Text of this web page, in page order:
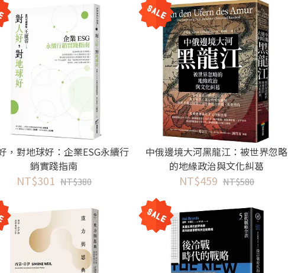
，對地球好：企業ESG永續行
銷實踐指南
NT$301 NT$380
中俄邊境大河黑龍江：被世界忽略
的地緣政治與文化糾葛
NT$459 NT$580